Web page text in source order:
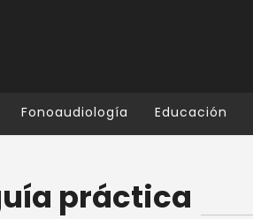
Fonoaudiología Educación
práctica